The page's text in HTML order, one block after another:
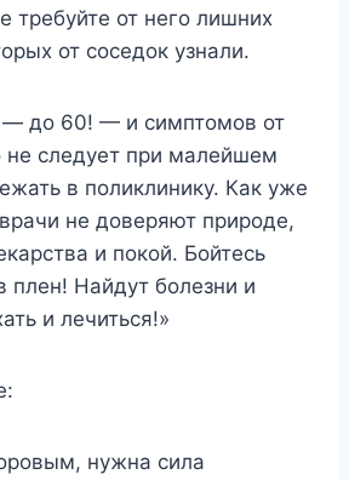
требуйте от него лишних
от соседок узнали.
до 60! — и симптомов от
не следует при малейшем
в поликлинику. Как уже
не доверяют природе,
и покой. Бойтесь
плен! Найдут болезни и
и лечиться!»
нужна сила